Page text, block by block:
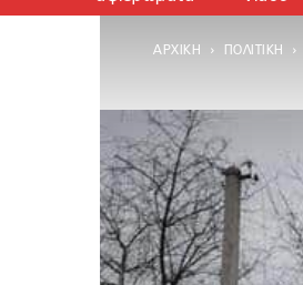
ΑΡΧΙΚΉ ΠΟΛΙΤΙΚΉ